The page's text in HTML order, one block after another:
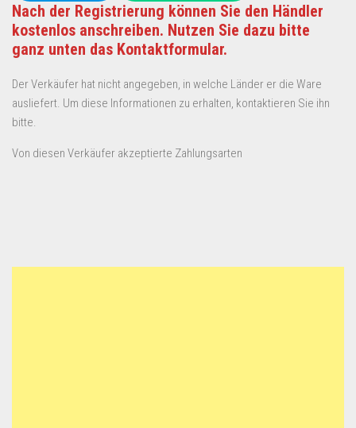
Nach der Registrierung können Sie den Händler
kostenlos anschreiben. Nutzen Sie dazu bitte
ganz unten das Kontaktformular.
Der Verkäufer hat nicht angegeben, in welche Länder er die Ware
ausliefert. Um diese Informationen zu erhalten, kontaktieren Sie ihn
bitte.
Von diesen Verkäufer akzeptierte Zahlungsarten